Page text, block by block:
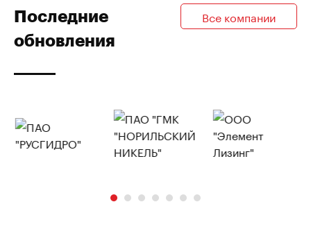
Последние
обновления
Все компании